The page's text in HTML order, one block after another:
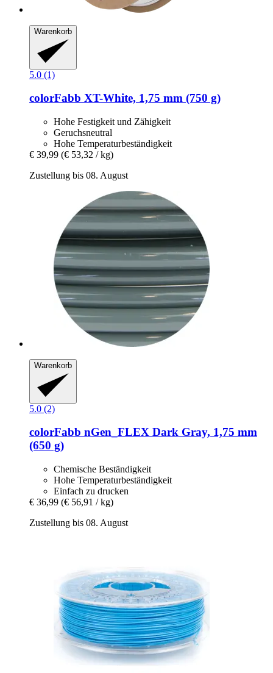
Warenkorb
5.0 (1)
colorFabb XT-​White, 1,75 mm (750 g)
Hohe Festigkeit und Zähigkeit
Geruchsneutral
Hohe Temperaturbeständigkeit
€ 39,99 (€ 53,32 / kg)
Zustellung bis 08. August
Warenkorb
5.0 (2)
colorFabb nGen_FLEX Dark Gray, 1,75 mm
(650 g)
Chemische Beständigkeit
Hohe Temperaturbeständigkeit
Einfach zu drucken
€ 36,99 (€ 56,91 / kg)
Zustellung bis 08. August